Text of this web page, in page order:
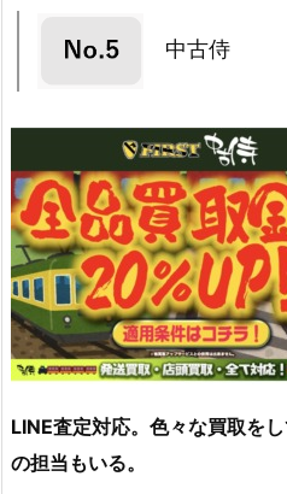
中古侍
LINE査定対応。色々な買取を
の担当もいる。